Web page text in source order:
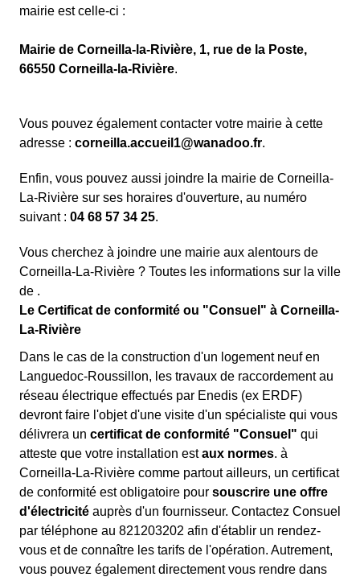
mairie est celle-ci :
Mairie de Corneilla-la-Rivière, 1, rue de la Poste,
66550 Corneilla-la-Rivière.
Vous pouvez également contacter votre mairie à cette
adresse : corneilla.accueil1@wanadoo.fr.
Enfin, vous pouvez aussi joindre la mairie de Corneilla-
La-Rivière sur ses horaires d'ouverture, au numéro
suivant : 04 68 57 34 25.
Vous cherchez à joindre une mairie aux alentours de
Corneilla-La-Rivière ? Toutes les informations sur la ville
de .
Le Certificat de conformité ou "Consuel" à Corneilla-
La-Rivière
Dans le cas de la construction d'un logement neuf en
Languedoc-Roussillon, les travaux de raccordement au
réseau électrique effectués par Enedis (ex ERDF)
devront faire l'objet d'une visite d'un spécialiste qui vous
délivrera un certificat de conformité "Consuel" qui
atteste que votre installation estaux normes. à
Corneilla-La-Rivière comme partout ailleurs, un certificat
de conformité est obligatoire pour souscrire une offre
d'électricité auprès d'un fournisseur. Contactez Consuel
par téléphone au 821203202 afin d'établir un rendez-
vous et de connaître les tarifs de l'opération. Autrement,
vous pouvez également directement vous rendre dans